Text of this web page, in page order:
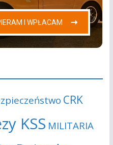
CRK
KSS MILITARIA